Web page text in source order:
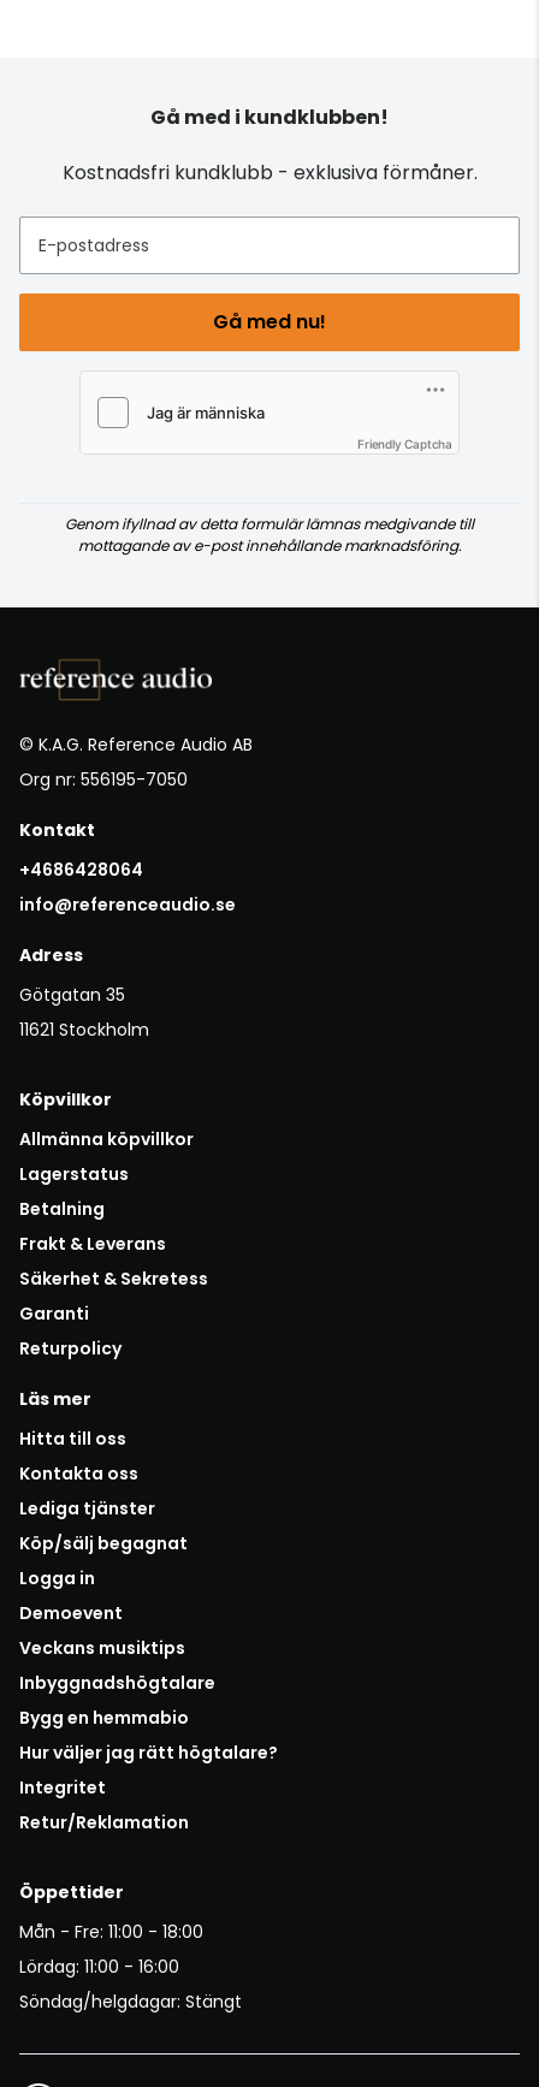
Gå med i kundklubben!
Kostnadsfri kundklubb - exklusiva förmåner.
E-postadress
Gå med nu!
Friendly Captcha
Genom ifyllnad av detta formulär lämnas medgivande till
mottagande av e-post innehållande marknadsföring.
© K.A.G. Reference Audio AB
Org nr: 556195-7050
Kontakt
+4686428064
info@referenceaudio.se
Adress
Götgatan 35
11621 Stockholm
Köpvillkor
Allmänna köpvillkor
Lagerstatus
Betalning
Frakt & Leverans
Säkerhet & Sekretess
Garanti
Returpolicy
Läs mer
Hitta till oss
Kontakta oss
Lediga tjänster
Köp/sälj begagnat
Logga in
Demoevent
Veckans musiktips
Inbyggnadshögtalare
Bygg en hemmabio
Hur väljer jag rätt högtalare?
Integritet
Retur/Reklamation
Öppettider
Mån - Fre: 11:00 - 18:00
Lördag: 11:00 - 16:00
Söndag/helgdagar: Stängt